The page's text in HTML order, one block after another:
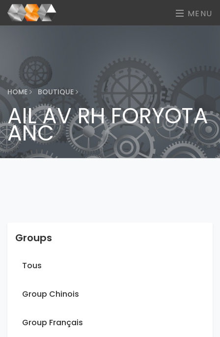
MENU
HOME BOUTIQUE
AIL AV RH FORYOTA
ANC
Groups
Tous
Group Chinois
Group Français